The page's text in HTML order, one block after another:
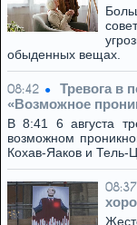
обыденных вещах.
08:42
Тревога в
«Возможное
В 8:41 6 августа
возможном
Кохав-Яаков и Тель-
08:37